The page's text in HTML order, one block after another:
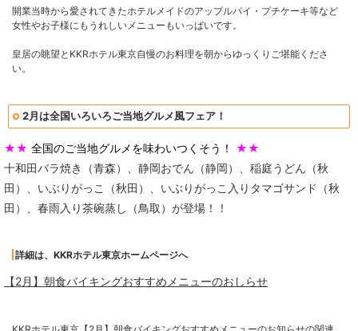
開業当時から愛されてきたホテルメイドのアップルパイ・プチケーキ等など
女性やお子様にもうれしいメニューもいっぱいです。
皇居の眺望とKKRホテル東京自慢のお料理を朝からゆっくりご堪能くださ
い。
2月は全国いろいろご当地グルメ風フェア！
★★ 全国のご当地グルメを味わいつくそう！ ★★
十和田バラ焼き（青森）、静岡おでん（静岡）、稲庭うどん（秋
田）、いぶりがっこ（秋田）、いぶりがっこ入りタマゴサンド（秋
田）、春雨入り茶碗蒸し（鳥取）が登場！！
詳細は、KKRホテル東京ホームページへ
【2月】朝食バイキングおすすめメニューのおしらせ